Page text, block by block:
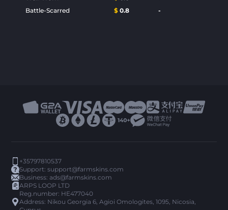
Battle-Scarred
$ 0.8 -
+35797810537
Support:support@farmskins.com
Business:ads@farmskins.com
ARPS LOOP LTD
Reg.number: HE477040
Address: Nikou Georgia 6, Agioi Omologites, 1095, Nicosia,